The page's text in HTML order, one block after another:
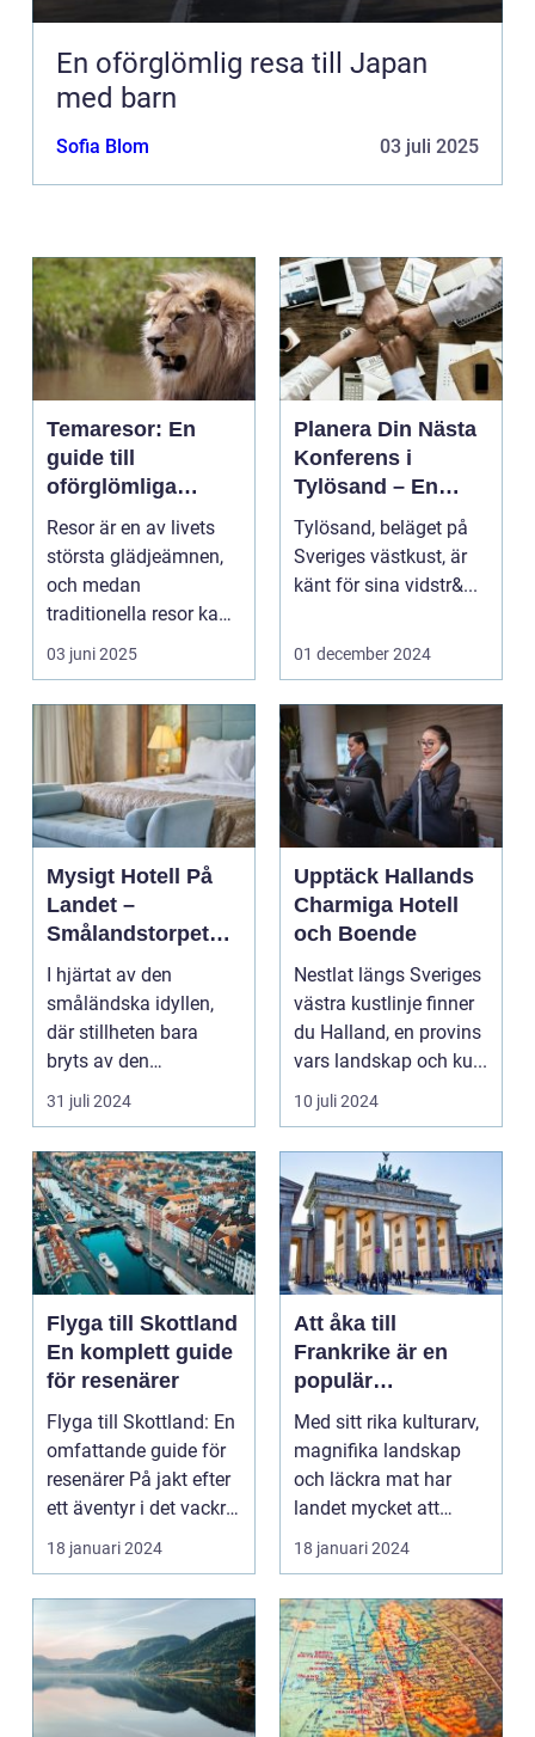
En oförglömlig resa till Japan
med barn
Sofia Blom 03 juli 2025
Temaresor: En
guide till
oförglömliga
upplevelser
Resor är en av livets
största glädjeämnen,
och medan
traditionella resor kan
bju...
03 juni 2025
Planera Din Nästa
Konferens i
Tylösand – En
Oslagbar
Upplevelse
Tylösand, beläget på
Sveriges västkust, är
känt för sina vidstr&...
01 december 2024
Mysigt Hotell På
Landet –
Smålandstorpets
Enchanted Retreat
I hjärtat av den
småländska idyllen,
där stillheten bara
bryts av den
harmonisk...
31 juli 2024
Upptäck Hallands
Charmiga Hotell
och Boende
Nestlat längs Sveriges
västra kustlinje finner
du Halland, en provins
vars landskap och ku...
10 juli 2024
Flyga till Skottland
En komplett guide
för resenärer
Flyga till Skottland: En
omfattande guide för
resenärer På jakt efter
ett äventyr i det vackra
Skot...
18 januari 2024
Att åka till
Frankrike är en
populär
destination för
många resenärer
Med sitt rika kulturarv,
magnifika landskap
och läckra mat har
landet mycket att
erbjuda. I denna ar...
18 januari 2024